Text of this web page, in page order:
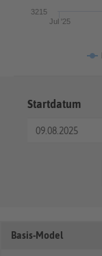
Jul '25
3215
Startdatum
Basis-Model